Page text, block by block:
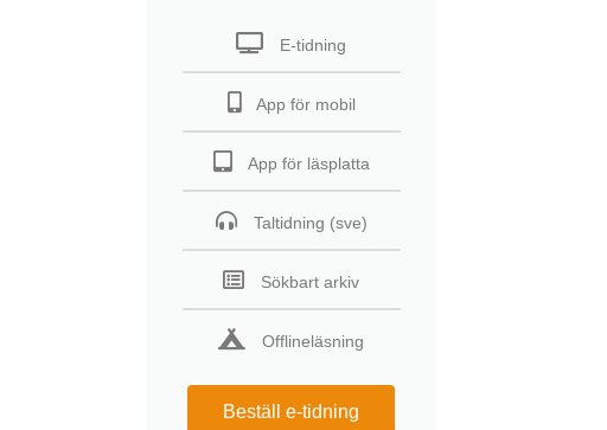
E-tidning
App för mobil
App för läsplatta
Taltidning (sve)
Sökbart arkiv
Offlineläsning
Beställ e-tidning